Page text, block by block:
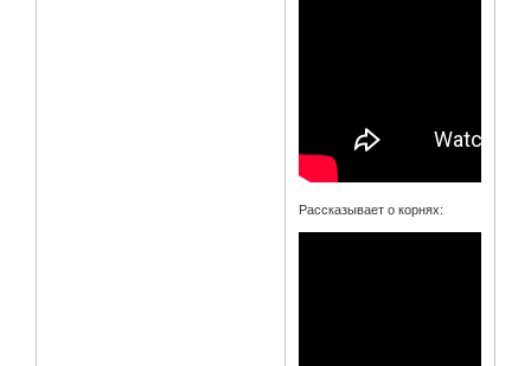
Рассказывает о корнях: